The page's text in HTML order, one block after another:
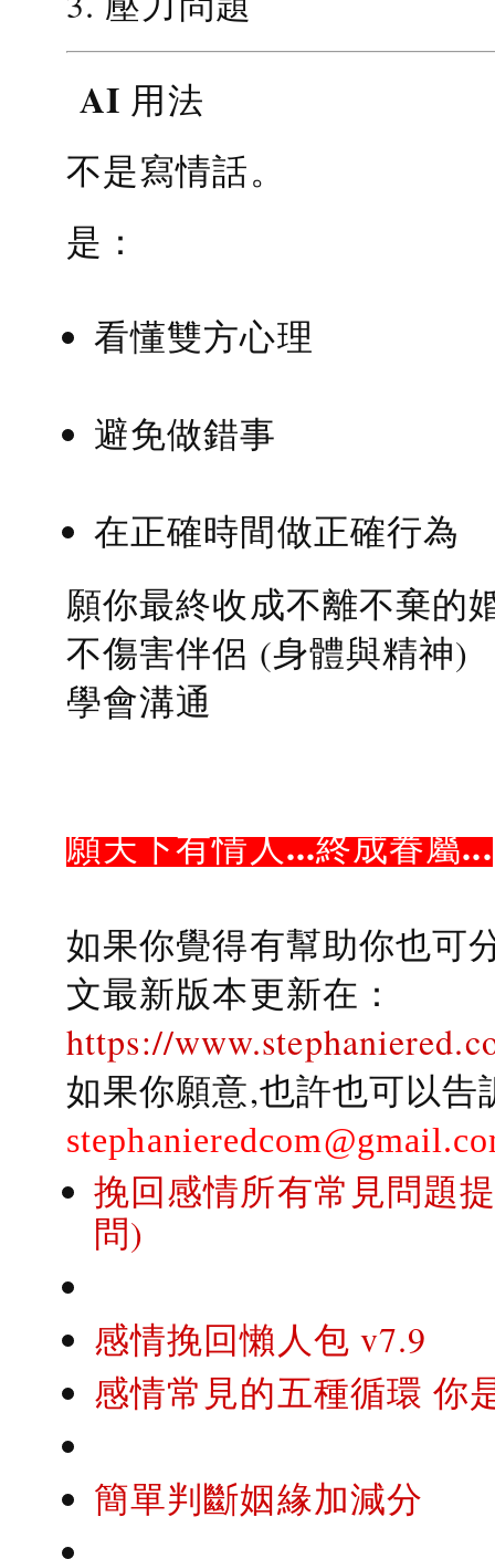
AI 用法
不是寫情話。
是：
看懂雙方心理
避免做錯事
在正確時間做正確行為
願你最終收成不離不棄的
不傷害伴侶 (身體與精神)
學會溝通
願天下有情人...終成眷屬...
如果你覺得有幫助你也可
文最新版本更新在：
https://
如果你願意,也許也可以
挽回感情所有常見問題
問)
感情挽回懶人包 v7.9
感情常見的五種循環 你
簡單判斷姻緣加減分